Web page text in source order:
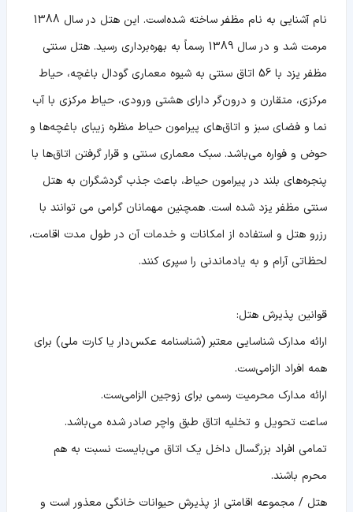
نام آشنایی به نام مظفر ساخته شده‌است. این هتل در سال 1388
مرمت شد و در سال 1389 رسماً به بهره‌برداری رسید. هتل سنتی
مظفر یزد با 56 اتاق سنتی به شیوه معماری گودال باغچه، حیاط
مرکزی، متقارن و درون‌گر دارای هشتی ورودی، حیاط مرکزی با آب
نما و فضای سبز و اتاق‌های پیرامون حیاط منظره زیبای باغچه‌ها و
حوض و فواره می‌باشد. سبک معماری سنتی و قرار گرفتن اتاق‌ها با
پنجره‌های بلند در پیرامون حیاط، باعث جذب گردشگران به هتل
سنتی مظفر یزد شده‌ است. همچنین مهمانان گرامی می توانند با
رزرو هتل و استفاده از امکانات و خدمات آن در طول مدت اقامت،
لحظاتی آرام و به یادماندنی را سپری کنند.
قوانین پذیرش هتل:
ارائه مدارک شناسایی معتبر (شناسنامه عکس‌دار یا کارت ملی) برای
همه افراد الزامی‌ست.
ارائه مدارک محرمیت رسمی برای زوجین الزامی‌ست.
ساعت تحویل و تخلیه اتاق طبق واچر صادر شده می‌باشد.
تمامی افراد بزرگسال داخل یک اتاق می‌بایست نسبت به هم
محرم باشند.
هتل / مجموعه اقامتی از پذیرش حیوانات خانگی معذور است و